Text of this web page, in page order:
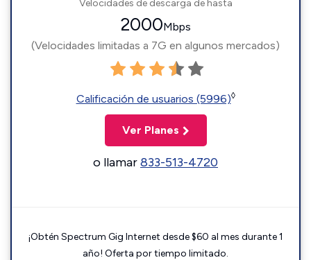
Velocidades de descarga de hasta
2000Mbps
(Velocidades limitadas a 7G en algunos mercados)
Calificación de usuarios (5996)◊
Ver Planes
o llamar833-513-4720
¡Obtén Spectrum Gig Internet desde $60 al mes durante 1
año! Oferta por tiempo limitado.